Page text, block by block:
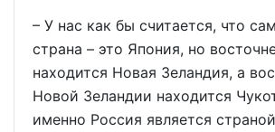
– У нас как бы считается, что
страна – это Япония, но
находится Новая Зеландия, а
Новой Зеландии находится
именно Россия является страной